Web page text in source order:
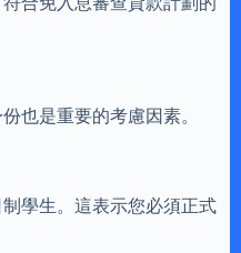
也是重要的考慮因素。
學生。這表示您必須正式